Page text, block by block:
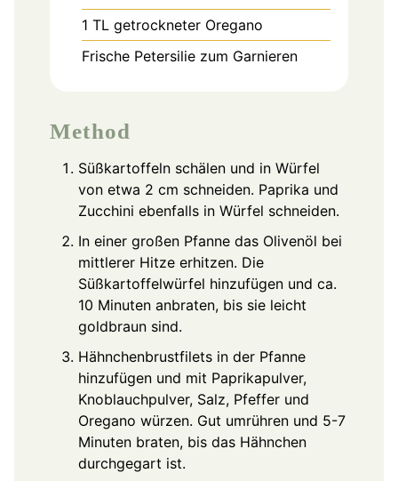
1 TL getrockneter Oregano
Frische Petersilie zum Garnieren
Method
Süßkartoffeln schälen und in Würfel
von etwa 2 cm schneiden. Paprika und
Zucchini ebenfalls in Würfel schneiden.
In einer großen Pfanne das Olivenöl bei
mittlerer Hitze erhitzen. Die
Süßkartoffelwürfel hinzufügen und ca.
10 Minuten anbraten, bis sie leicht
goldbraun sind.
Hähnchenbrustfilets in der Pfanne
hinzufügen und mit Paprikapulver,
Knoblauchpulver, Salz, Pfeffer und
Oregano würzen. Gut umrühren und 5-7
Minuten braten, bis das Hähnchen
durchgegart ist.